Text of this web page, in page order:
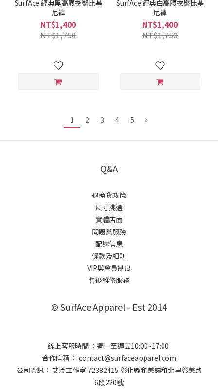
SurfAce 經典黑高腰挖臀比基
尼褲
NT$1,400
NT$1,750
SurfAce 經典白高腰挖臀比基
尼褲
NT$1,400
NT$1,750
1 2 3 4 5
Q&A
退換貨政策
尺寸挑選
實體店面
問題與服務
配送信息
條款及細則
VIP與會員制度
售後維修服務
© SurfAce Apparel - Est 2014
線上客服時間 ：週一至週五10:00~17:00
合作信箱 ： contact@surfaceapparel.com
公司資訊： 艾玲工作室 72382415 彰化縣和美鎮和北里彰美路
6段220號